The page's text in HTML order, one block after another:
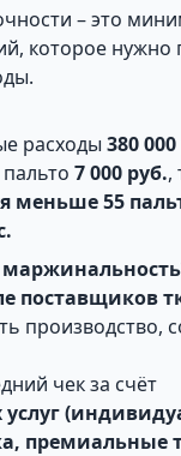
– это
которое
расходы 380
7 000 руб.,
меньше 55
поставщиков
производство,
чек за счёт
премиальные